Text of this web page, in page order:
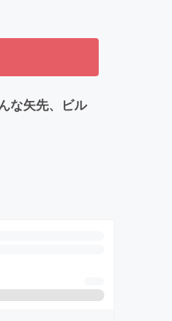
な矢先、ビル